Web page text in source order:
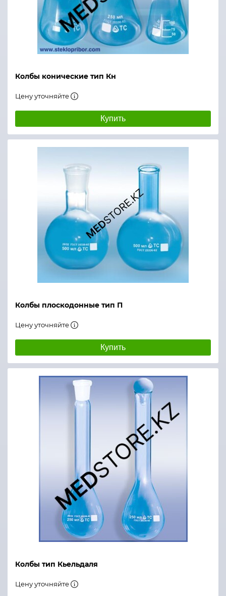
Колбы конические тип Кн
Цену уточняйте
Купить
Колбы плоскодонные тип П
Цену уточняйте
Купить
Колбы тип Кьельдаля
Цену уточняйте